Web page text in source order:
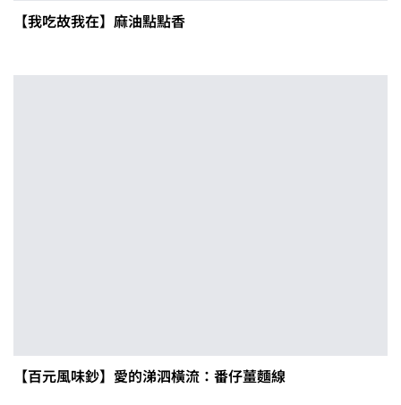
【我吃故我在】麻油點點香
【百元風味鈔】愛的涕泗橫流：番仔薑麵線